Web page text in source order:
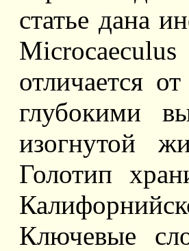
статье дана
отличается
глубокими
изогнутой
Голотип
Ключевые